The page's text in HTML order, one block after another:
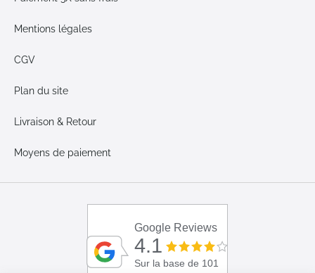
Mentions légales
CGV
Plan du site
Livraison & Retour
Moyens de paiement
Google Reviews
4.1
Sur la base de 101